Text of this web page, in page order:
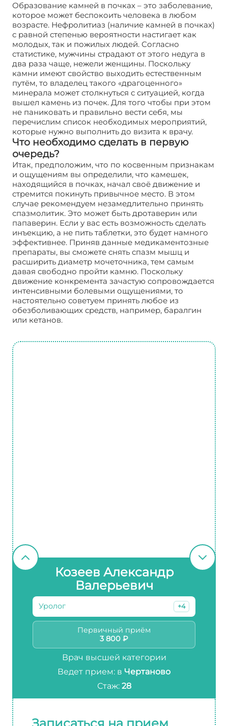
Образование камней в почках – это заболевание,
которое может беспокоить человека в любом
возрасте. Нефролитиаз (наличие камней в почках)
с равной степенью вероятности настигает как
молодых, так и пожилых людей. Согласно
статистике, мужчины страдают от этого недуга в
два раза чаще, нежели женщины. Поскольку
камни имеют свойство выходить естественным
путём, то владелец такого «драгоценного»
минерала может столкнуться с ситуацией, когда
вышел камень из почек. Для того чтобы при этом
не паниковать и правильно вести себя, мы
перечислим список необходимых мероприятий,
которые нужно выполнить до визита к врачу.
Что необходимо сделать в первую
очередь?
Итак, предположим, что по косвенным признакам
и ощущениям вы определили, что камешек,
находящийся в почках, начал своё движение и
стремится покинуть привычное место. В этом
случае рекомендуем незамедлительно принять
спазмолитик. Это может быть дротаверин или
папаверин. Если у вас есть возможность сделать
инъекцию, а не пить таблетки, это будет намного
эффективнее. Приняв данные медикаментозные
препараты, вы сможете снять спазм мышц и
расширить диаметр мочеточника, тем самым
давая свободно пройти камню. Поскольку
движение конкремента зачастую сопровождается
интенсивными болевыми ощущениями, то
настоятельно советуем принять любое из
обезболивающих средств, например, баралгин
или кетанов.
Козеев Александр
Валерьевич
Уролог +4
Первичный приём
3 800 ₽
Врач высшей категории
Ведет прием: в Чертаново
Стаж: 28
Записаться на прием